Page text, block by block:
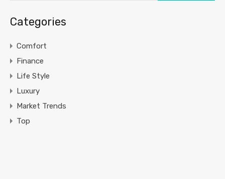
Categories
Comfort
Finance
Life Style
Luxury
Market Trends
Top